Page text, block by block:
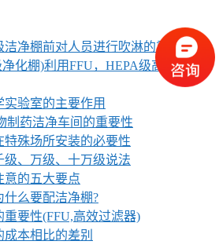
净棚前对人员进行吹淋的重要
化棚)利用FFU，HEPA级高效过滤
验室的主要作用
制药洁净车间的重要性
殊场所安装的必要性
、万级、十万级说法
意的五大要点
么要配洁净棚?
要性(FFU,高效过滤器)
本相比的差别